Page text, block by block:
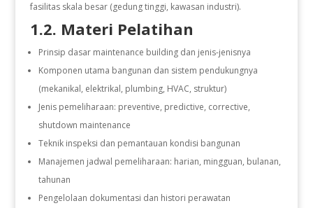
fasilitas skala besar (gedung tinggi, kawasan industri).
1.2. Materi Pelatihan
Prinsip dasar maintenance building dan jenis-jenisnya
Komponen utama bangunan dan sistem pendukungnya
(mekanikal, elektrikal, plumbing, HVAC, struktur)
Jenis pemeliharaan: preventive, predictive, corrective,
shutdown maintenance
Teknik inspeksi dan pemantauan kondisi bangunan
Manajemen jadwal pemeliharaan: harian, mingguan, bulanan,
tahunan
Pengelolaan dokumentasi dan histori perawatan